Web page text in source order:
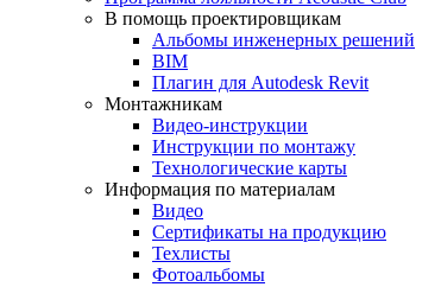
В помощь проектировщикам
Альбомы инженерных решений
BIM
Плагин для Autodesk Revit
Монтажникам
Видео-инструкции
Инструкции по монтажу
Технологические карты
Информация по материалам
Видео
Сертификаты на продукцию
Техлисты
Фотоальбомы